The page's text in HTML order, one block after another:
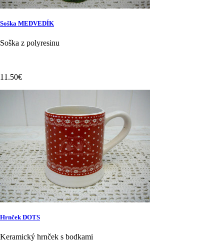
Soška MEDVEDÍK
Soška z polyresinu
11.50€
Hrnček DOTS
Keramický hrnček s bodkami